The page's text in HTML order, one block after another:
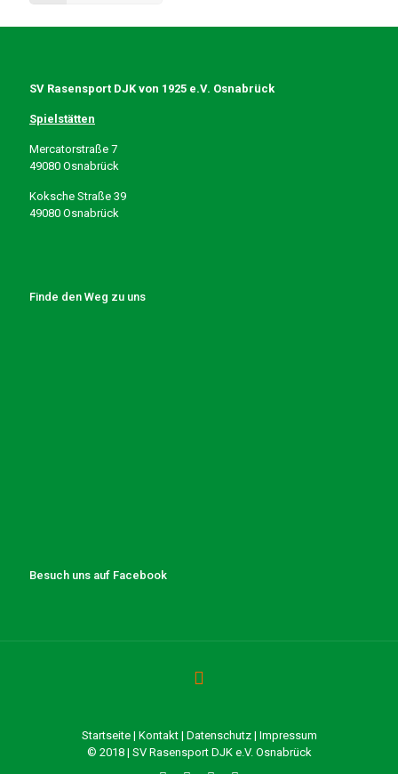
SV Rasensport DJK von 1925 e.V. Osnabrück
Spielstätten
Mercatorstraße 7
49080 Osnabrück
Koksche Straße 39
49080 Osnabrück
Finde den Weg zu uns
Besuch uns auf Facebook
Startseite| Kontakt| Datenschutz| Impressum
© 2018 | SV Rasensport DJK e.V. Osnabrück